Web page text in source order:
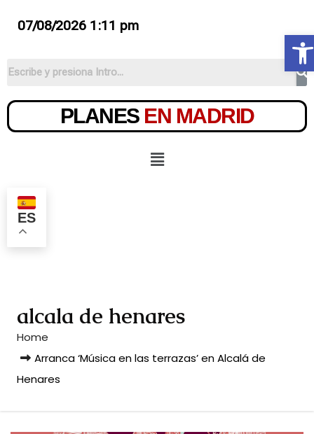
07/08/2026 1:11 pm
PLANES EN MADRID
ES
alcala de henares
Home
Arranca ‘Música en las terrazas’ en Alcalá de
Henares